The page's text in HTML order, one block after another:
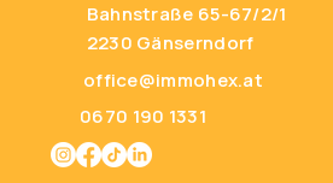
Bahnstraße 65-67/2/1
2230 Gänserndorf
office@immohex.at
0670 190 1331